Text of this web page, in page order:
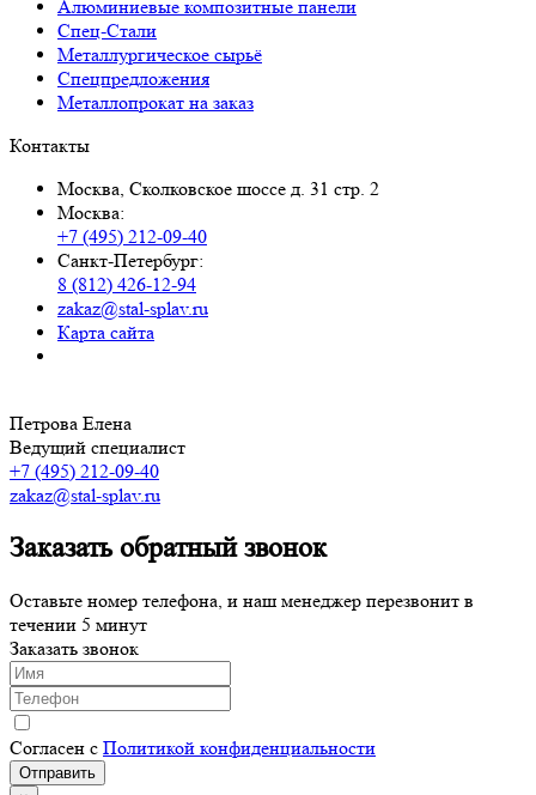
Алюминиевые композитные панели
Спец-Стали
Металлургическое сырьё
Спецпредложения
Металлопрокат на заказ
Контакты
Москва, Сколковское шоссе д. 31 стр. 2
Москва:
+7 (495) 212-09-40
Санкт-Петербург:
8 (812) 426-12-94
zakaz@stal-splav.ru
Карта сайта
Петрова Елена
Ведущий специалист
+7 (495) 212-09-40
zakaz@stal-splav.ru
Заказать обратный звонок
Оставьте номер телефона, и наш менеджер перезвонит в
течении 5 минут
Заказать звонок
Согласен с Политикой конфиденциальности